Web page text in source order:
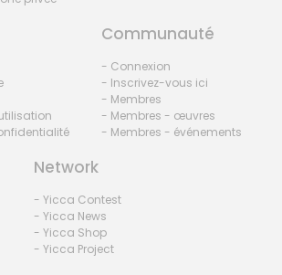
Communauté
- Connexion
- Inscrivez-vous ici
- Membres
- Membres - œuvres
- Membres - événements
Network
- Yicca Contest
- Yicca News
- Yicca Shop
- Yicca Project